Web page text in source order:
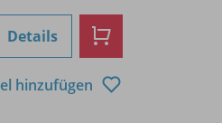
Details
hinzufügen